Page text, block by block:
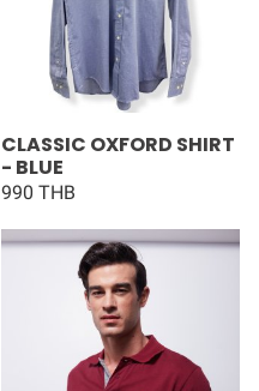
CLASSIC OXFORD SHIRT
- BLUE
990 THB